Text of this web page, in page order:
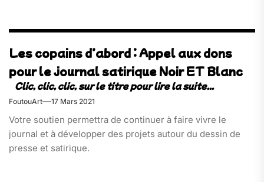
Les copains d’abord : Appel aux dons
pour le journal satirique Noir ET Blanc
FoutouArt 17 Mars 2021
Votre soutien permettra de continuer à faire vivre le
journal et à développer des projets autour du dessin de
presse et satirique.